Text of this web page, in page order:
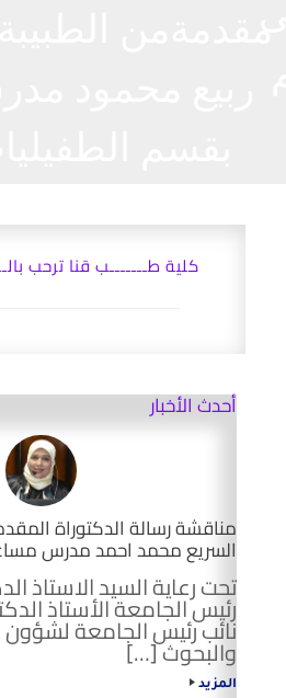
كلية طـــــــب قنا ترحب
أحدث الأخبار
مناقشة رسالة الدكتوراة
السريع محمد احمد مدرس
تحت رعاية السيد الاستاذ
رئيس الجامعة الأستاذ
نائب رئيس الجامعة لشؤون
والبحوث […]
المزيد